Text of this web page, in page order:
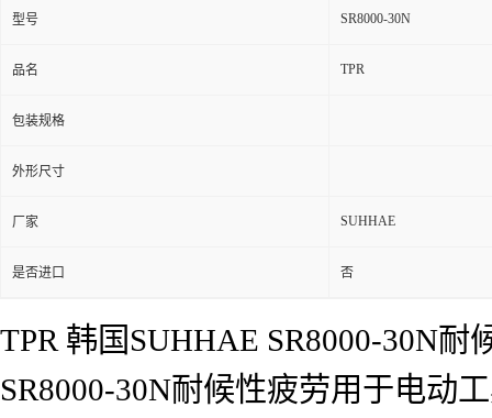
型号 SR8000-30N
品名 TPR
包装规格
外形尺寸
厂家 SUHHAE
是否进口 否
TPR 韩国SUHHAE SR8000-30N
SR8000-30N耐候性疲劳用于电动